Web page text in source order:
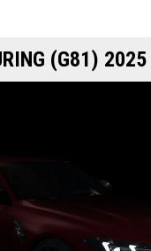
(G81)